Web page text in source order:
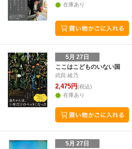
在庫あり
5月 27日
ここはこどものいない国
武田 綾乃
2,475円(税込)
在庫あり
5月 27日